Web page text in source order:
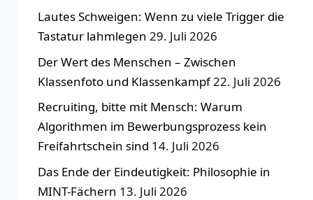
Lautes Schweigen: Wenn zu viele Trigger die
Tastatur lahmlegen 29. Juli 2026
Der Wert des Menschen – Zwischen
Klassenfoto und Klassenkampf22. Juli 2026
Recruiting, bitte mit Mensch: Warum
Algorithmen im Bewerbungsprozess kein
Freifahrtschein sind 14. Juli 2026
Das Ende der Eindeutigkeit: Philosophie in
MINT-Fächern 13. Juli 2026